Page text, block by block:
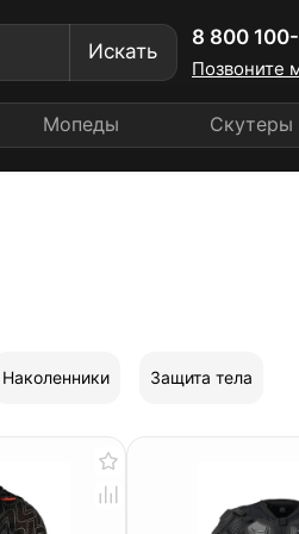
Искать
8 800
Позвоните
Мопеды Скутеры
Наколенники Защита тела